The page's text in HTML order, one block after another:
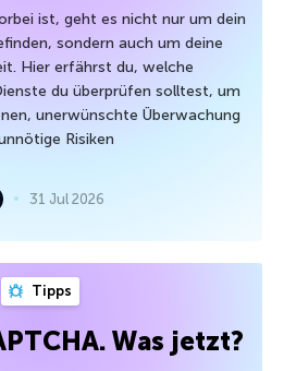
ist, geht es nicht nur um dein
sondern auch um deine
Hier erfährst du, welche
du überprüfen solltest, um
unerwünschte Überwachung
Risiken
31 Jul 2026
Tipps
Was jetzt?